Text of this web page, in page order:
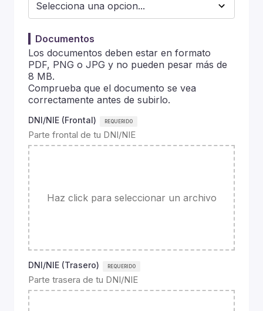
Documentos
Los documentos deben estar en formato
PDF, PNG o JPG y no pueden pesar más de
8 MB.
Comprueba que el documento se vea
correctamente antes de subirlo.
DNI/NIE (Frontal)
Parte frontal de tu DNI/NIE
Haz click para seleccionar un archivo
DNI/NIE (Trasero)
Parte trasera de tu DNI/NIE